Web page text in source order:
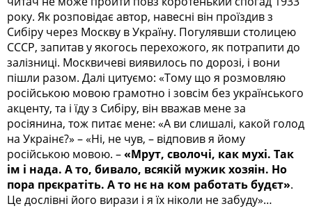
року. Як розповідає автор, навесні він проїздив з
Сибіру через Москву в Україну. Погулявши столицею
СССР, запитав у якогось перехожого, як потрапити до
залізниці. Москвичеві виявилось по дорозі, і вони
пішли разом. Далі цитуємо: «Тому що я розмовляю
російською мовою грамотно і зовсім без українського
акценту, та і їду з Сибіру, він вважав мене за
росіянина, тож питає мене: «А ви слишалі, какой голод
на Украінє?» – «Ні, не чув, – відповив я йому
російською мовою. –«Мрут, сволочі, как мухі. Так
ім і нада. А то, бивало, всякій мужик хозяін. Но
пора прєкратіть. А то нє на ком работать будєт».
Це дослівні його вирази і я їх ніколи не забуду»…